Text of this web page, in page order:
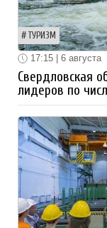
ТУРИЗМ
17:15 | 6 августа
Свердловская
лидеров по